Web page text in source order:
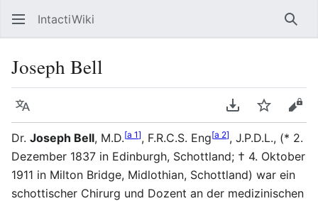
IntactiWiki
Joseph Bell
Sprache PDF
Dr. Joseph Bell, M.D.[a 1], F.R.C.S. Eng[a 2], J.P.D.L., (* 2.
Dezember 1837 in Edinburgh, Schottland; † 4. Oktober
1911 in Milton Bridge, Midlothian, Schottland) war ein
schottischer Chirurg und Dozent an der medizinischen